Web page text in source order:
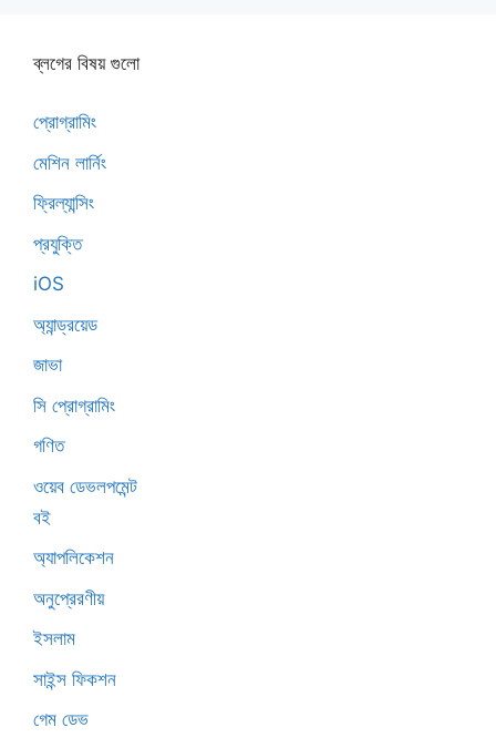
ব্লগের বিষয় গুলো
প্রোগ্রামিং
মেশিন লার্নিং
ফ্রিল্যান্সিং
প্রযুক্তি
iOS
অ্যান্ড্রয়েড
জাভা
সি প্রোগ্রামিং
গণিত
ওয়েব ডেভলপমেন্ট
বই
অ্যাপলিকেশন
অনুপ্রেরণীয়
ইসলাম
সাইন্স ফিকশন
গেম ডেভ